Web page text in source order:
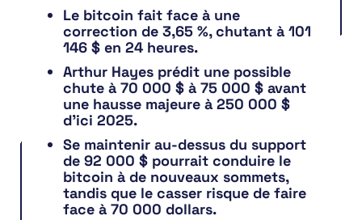
Le bitcoin fait face à une
correction de 3,65 %, chutant à 101
146 $ en 24 heures.
Arthur Hayes prédit une possible
chute à 70 000 $ à 75 000 $ avant
une hausse majeure à 250 000 $
d’ici 2025.
Se maintenir au-dessus du support
de 92 000 $ pourrait conduire le
bitcoin à de nouveaux sommets,
tandis que le casser risque de faire
face à 70 000 dollars.